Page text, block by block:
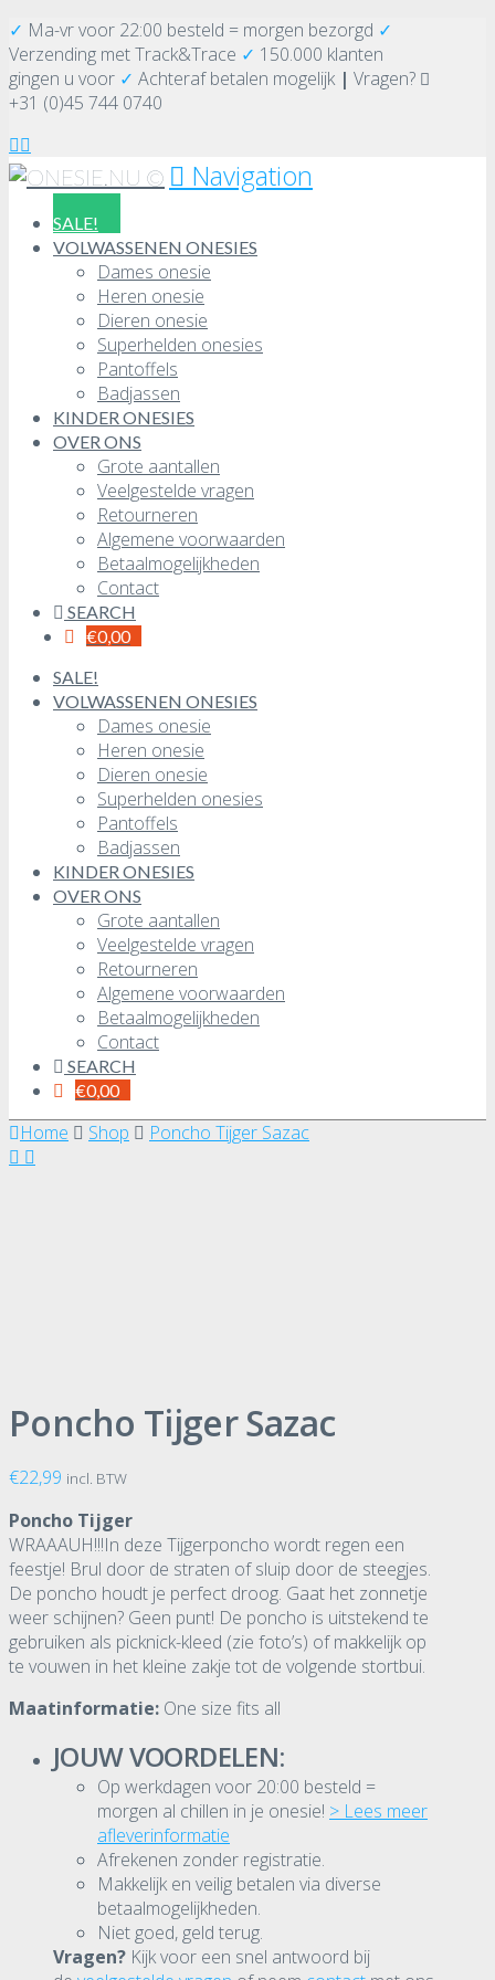
✓ Ma-vr voor 22:00 besteld = morgen bezorgd ✓
Verzending met Track&Trace ✓ 150.000 klanten
gingen u voor ✓ Achteraf betalen mogelijk | Vragen?
+31 (0)45 744 0740
Navigation
SALE!
VOLWASSENEN ONESIES
Dames onesie
Heren onesie
Dieren onesie
Superhelden onesies
Pantoffels
Badjassen
KINDER ONESIES
OVER ONS
Grote aantallen
Veelgestelde vragen
Retourneren
Algemene voorwaarden
Betaalmogelijkheden
Contact
SEARCH
€0,00
SALE!
VOLWASSENEN ONESIES
Dames onesie
Heren onesie
Dieren onesie
Superhelden onesies
Pantoffels
Badjassen
KINDER ONESIES
OVER ONS
Grote aantallen
Veelgestelde vragen
Retourneren
Algemene voorwaarden
Betaalmogelijkheden
Contact
SEARCH
€0,00
Home Shop Poncho Tijger Sazac
Poncho Tijger Sazac
€22,99 incl. BTW
Poncho Tijger
WRAAAUH!!!In deze Tijgerponcho wordt regen een
feestje! Brul door de straten of sluip door de steegjes.
De poncho houdt je perfect droog. Gaat het zonnetje
weer schijnen? Geen punt! De poncho is uitstekend te
gebruiken als picknick-kleed (zie foto’s) of makkelijk op
te vouwen in het kleine zakje tot de volgende stortbui.
Maatinformatie: One size fits all
JOUW VOORDELEN:
Op werkdagen voor 20:00 besteld =
morgen al chillen in je onesie! > Lees meer
afleverinformatie
Afrekenen zonder registratie.
Makkelijk en veilig betalen via diverse
betaalmogelijkheden.
Niet goed, geld terug.
Vragen? Kijk voor een snel antwoord bij